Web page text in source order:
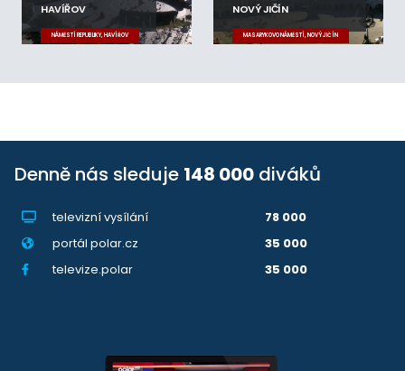
HAVÍŘOV
NÁMĚSTÍ REPUBLIKY, HAVÍŘOV
NOVÝ JIČÍN
MASARYKOVO NÁMĚSTÍ, NOVÝ JIČÍN
Denně nás sleduje 148 000 diváků
televizní vysílání
78 000
portál polar.cz
35 000
televize.polar
35 000